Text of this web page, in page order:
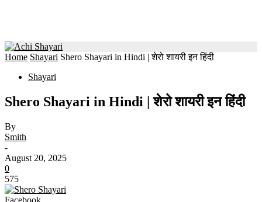
Home Shayari Shero Shayari in Hindi | शेरो शायरी इन हिंदी
Shayari
Shero Shayari in Hindi | शेरो शायरी इन हिंदी
By
Smith
-
August 20, 2025
0
575
Facebook